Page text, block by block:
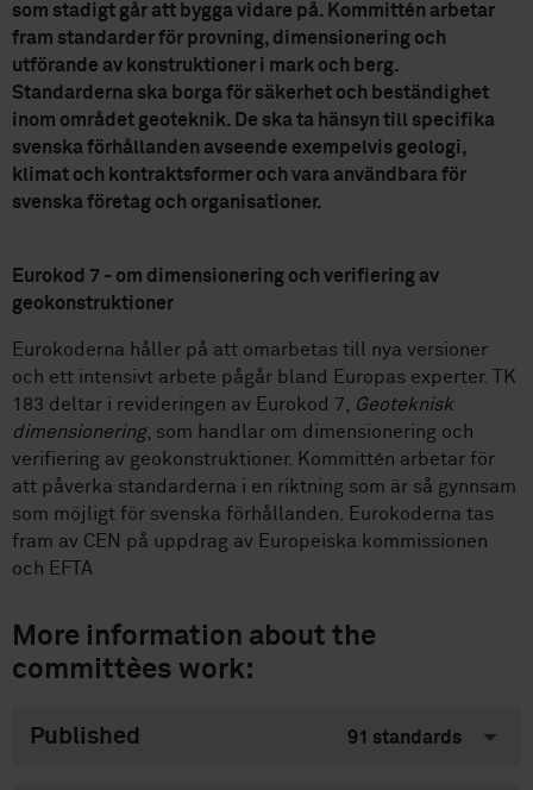
som stadigt går att bygga vidare på. Kommittén arbetar
fram standarder för provning, dimensionering och
utförande av konstruktioner i mark och berg.
Standarderna ska borga för säkerhet och beständighet
inom området geoteknik. De ska ta hänsyn till specifika
svenska förhållanden avseende exempelvis geologi,
klimat och kontraktsformer och vara användbara för
svenska företag och organisationer.
Eurokod 7 - om dimensionering och verifiering av
geokonstruktioner
Eurokoderna håller på att omarbetas till nya versioner
och ett intensivt arbete pågår bland Europas experter. TK
183 deltar i revideringen av Eurokod 7,
Geoteknisk
dimensionering, som handlar om dimensionering och
verifiering av geokonstruktioner. Kommittén arbetar för
att påverka standarderna i en riktning som är så gynnsam
som möjligt för svenska förhållanden. Eurokoderna tas
fram av CEN på uppdrag av Europeiska kommissionen
och EFTA
More information about the
committèes work:
Published 91 standards